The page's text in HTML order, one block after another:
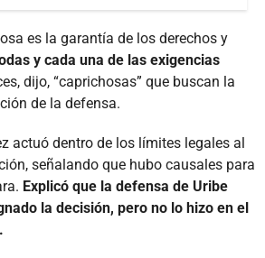
es la garantía de los derechos y
y cada una de las exigencias
dijo, “caprichosas” que buscan la
de la defensa.
actuó dentro de los límites legales al
señalando que hubo causales para
Explicó que la defensa de Uribe
la decisión, pero no lo hizo en el